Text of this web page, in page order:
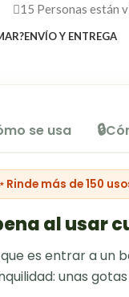
15 Personas están
ENVÍO Y ENTREGA
se usa 🔒
Rinde más de 150
al usar
es entrar a un
unas